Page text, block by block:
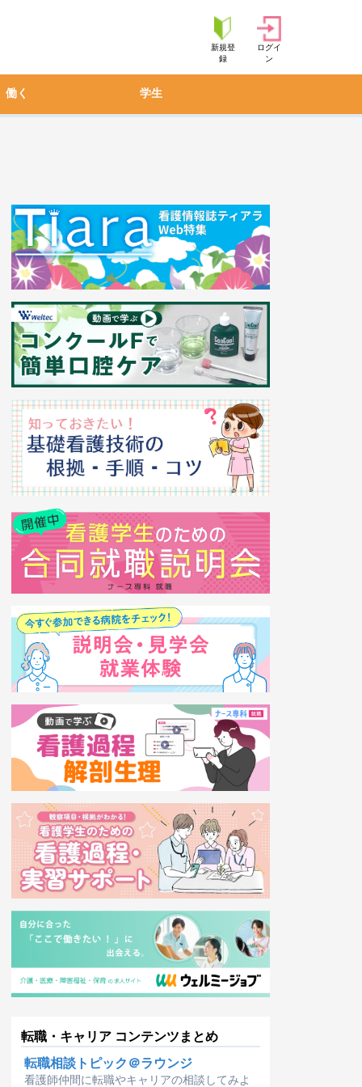
新規登
録
ログイ
ン
働く 学生
転職・キャリア コンテンツまとめ
転職相談トピック＠ラウンジ
看護師仲間に転職やキャリアの相談してみよ